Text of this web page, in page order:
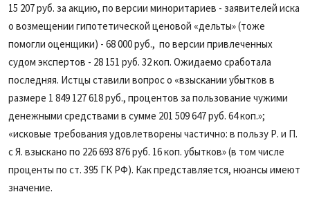
15 207 руб. за акцию, по версии миноритариев - заявителей иска
о возмещении гипотетической ценовой «дельты» (тоже
помогли оценщики) - 68 000 руб., по версии привлеченных
судом экспертов - 28 151 руб. 32 коп. Ожидаемо сработала
последняя. Истцы ставили вопрос о «взыскании убытков в
размере 1 849 127 618 руб., процентов за пользование чужими
денежными средствами в сумме 201 509 647 руб. 64 коп.»;
«исковые требования удовлетворены частично: в пользу Р. и П.
с Я. взыскано по 226 693 876 руб. 16 коп. убытков» (в том числе
проценты по ст. 395 ГК РФ). Как представляется, нюансы имеют
значение.